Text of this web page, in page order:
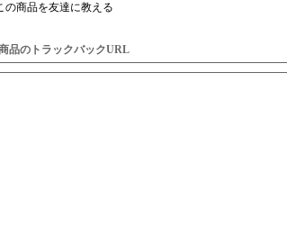
の商品を友達に教える
品のトラックバックURL